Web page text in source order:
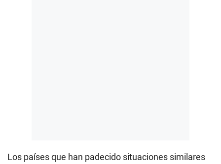
Los países que han padecido situaciones similares